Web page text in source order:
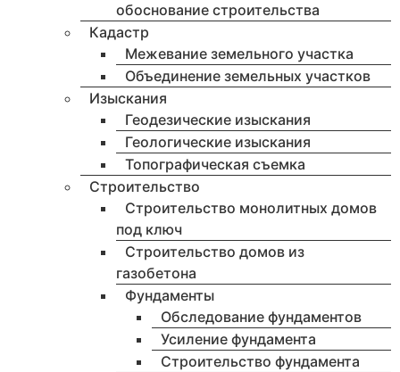
обоснование строительства
Кадастр
Межевание земельного участка
Объединение земельных участков
Изыскания
Геодезические изыскания
Геологические изыскания
Топографическая съемка
Строительство
Строительство монолитных домов
под ключ
Строительство домов из
газобетона
Фундаменты
Обследование фундаментов
Усиление фундамента
Строительство фундамента